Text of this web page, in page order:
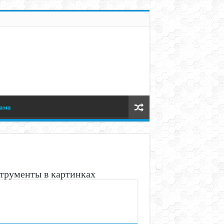
в картинках